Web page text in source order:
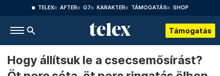
TELEX AFTER G7 KARAKTER TÁMOGATÁS SHOP
Támogatás
Hogy állítsuk le a csecsemősírást?